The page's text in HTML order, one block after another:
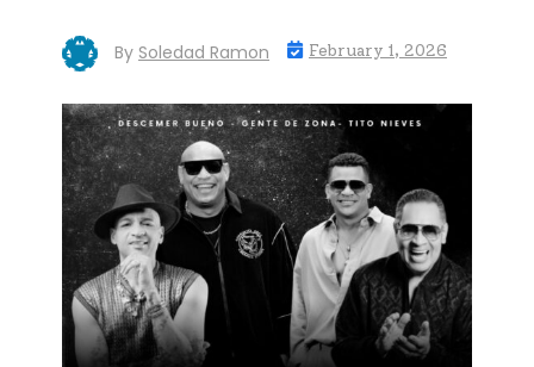
By Soledad Ramon February 1, 2026